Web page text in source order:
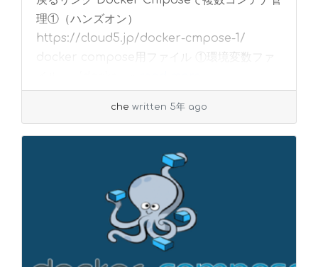
理①（ハンズオン）
https://cloud5.jp/docker-cmpose-1/
docker compose用ファイル ①環境変数ファ
che written 5年 ago